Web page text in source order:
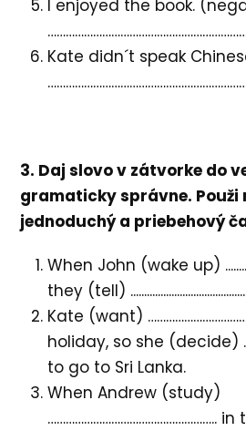
I enjoyed the book.
Kate didn´t speak
3. Daj slovo v zátvorke do
gramaticky správne. Použi
jednoduchý a priebehový
When John (wake up)
they (tell)
Kate (want)
holiday, so she (decide)
to go to Sri Lanka.
When Andrew (study)
………………………………………………..